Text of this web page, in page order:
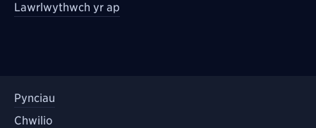
Lawrlwythwch yr ap
Pynciau
Chwilio